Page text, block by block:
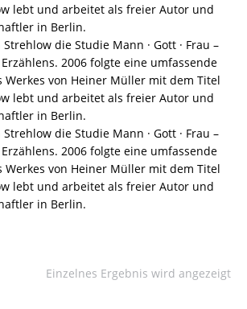
lebt und arbeitet als freier Autor und
in Berlin.
die Studie Mann · Gott · Frau –
2006 folgte eine umfassende
Werkes von Heiner Müller mit dem Titel
lebt und arbeitet als freier Autor und
in Berlin.
die Studie Mann · Gott · Frau –
2006 folgte eine umfassende
Werkes von Heiner Müller mit dem Titel
lebt und arbeitet als freier Autor und
in Berlin.
Einzelnes Ergebnis wird angezeigt